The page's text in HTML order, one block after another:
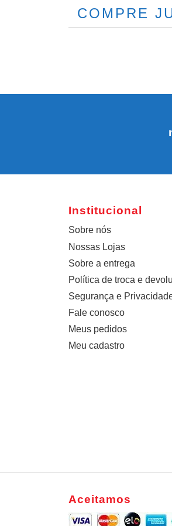
COMPRE
Institucional
Sobre nós
Nossas Lojas
Sobre a entrega
Política de troca e
Segurança e
Fale conosco
Meus pedidos
Meu cadastro
Aceitamos